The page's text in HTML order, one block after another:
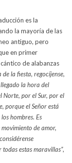
es la
la mayoría de las
antiguo, pero
en primer
de alabanzas
la fiesta, regocíjense,
la hora del
Norte, por el Sur, por el
porque el Señor está
hombres. Es
de amor,
estas maravillas”,